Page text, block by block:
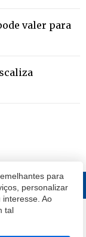
para
personalizar
Ao
tal
valer para
por